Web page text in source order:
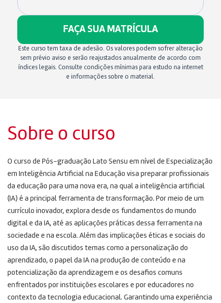
Sobre o curso
O curso de Pós-graduação Lato Sensu em nível de Especialização
em Inteligência Artificial na Educação visa preparar profissionais
da educação para uma nova era, na qual a inteligência artificial
(IA) é a principal ferramenta de transformação. Por meio de um
currículo inovador, explora desde os fundamentos do mundo
digital e da IA, até as aplicações práticas dessa ferramenta na
sociedade e na escola. Além das implicações éticas e sociais do
uso da IA, são discutidos temas como a personalização do
aprendizado, o papel da IA na produção de conteúdo e na
potencialização da aprendizagem e os desafios comuns
enfrentados por instituições escolares e por educadores no
contexto da tecnologia educacional. Garantindo uma experiência
FAÇA SUA MATRÍCULA
Este curso tem taxa de adesão. Os valores podem sofrer alteração
sem prévio aviso e serão reajustados anualmente de acordo com
índices legais. Consulte condições mínimas para estudo na internet
e informações sobre o material.